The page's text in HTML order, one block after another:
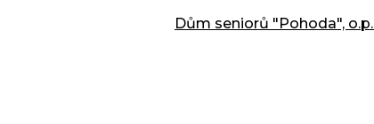
Dům seniorů "Pohoda",